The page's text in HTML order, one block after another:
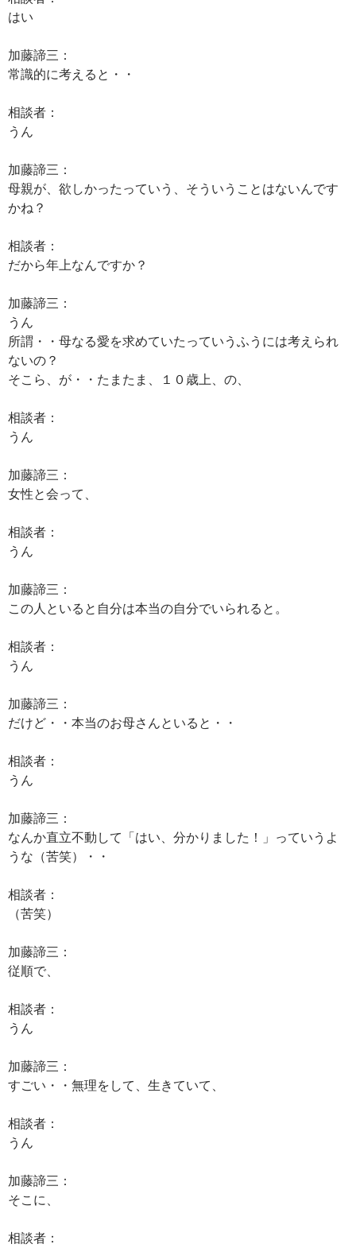
はい
加藤諦三：
常識的に考えると・・
相談者：
うん
加藤諦三：
母親が、欲しかったっていう、そういうことはないんです
かね？
相談者：
だから年上なんですか？
加藤諦三：
うん
所謂・・母なる愛を求めていたっていうふうには考えられ
ないの？
そこら、が・・たまたま、１０歳上、の、
相談者：
うん
加藤諦三：
女性と会って、
相談者：
うん
加藤諦三：
この人といると自分は本当の自分でいられると。
相談者：
うん
加藤諦三：
だけど・・本当のお母さんといると・・
相談者：
うん
加藤諦三：
なんか直立不動して「はい、分かりました！」っていうよ
うな（苦笑）・・
相談者：
（苦笑）
加藤諦三：
従順で、
相談者：
うん
加藤諦三：
すごい・・無理をして、生きていて、
相談者：
うん
加藤諦三：
そこに、
相談者：